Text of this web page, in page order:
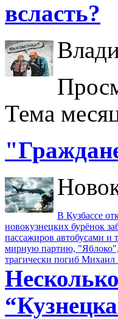
всласть?
Тема
В Кузбассе
новокузнецких бурёнок
пассажиров автобусами и
мирную партию, "Яблоко",
трагически погиб